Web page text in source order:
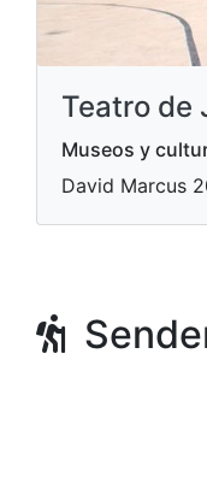
Teatro de
Museos y
David Marcus